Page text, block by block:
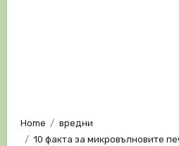
Home
вредни
10 факта за микровълновите